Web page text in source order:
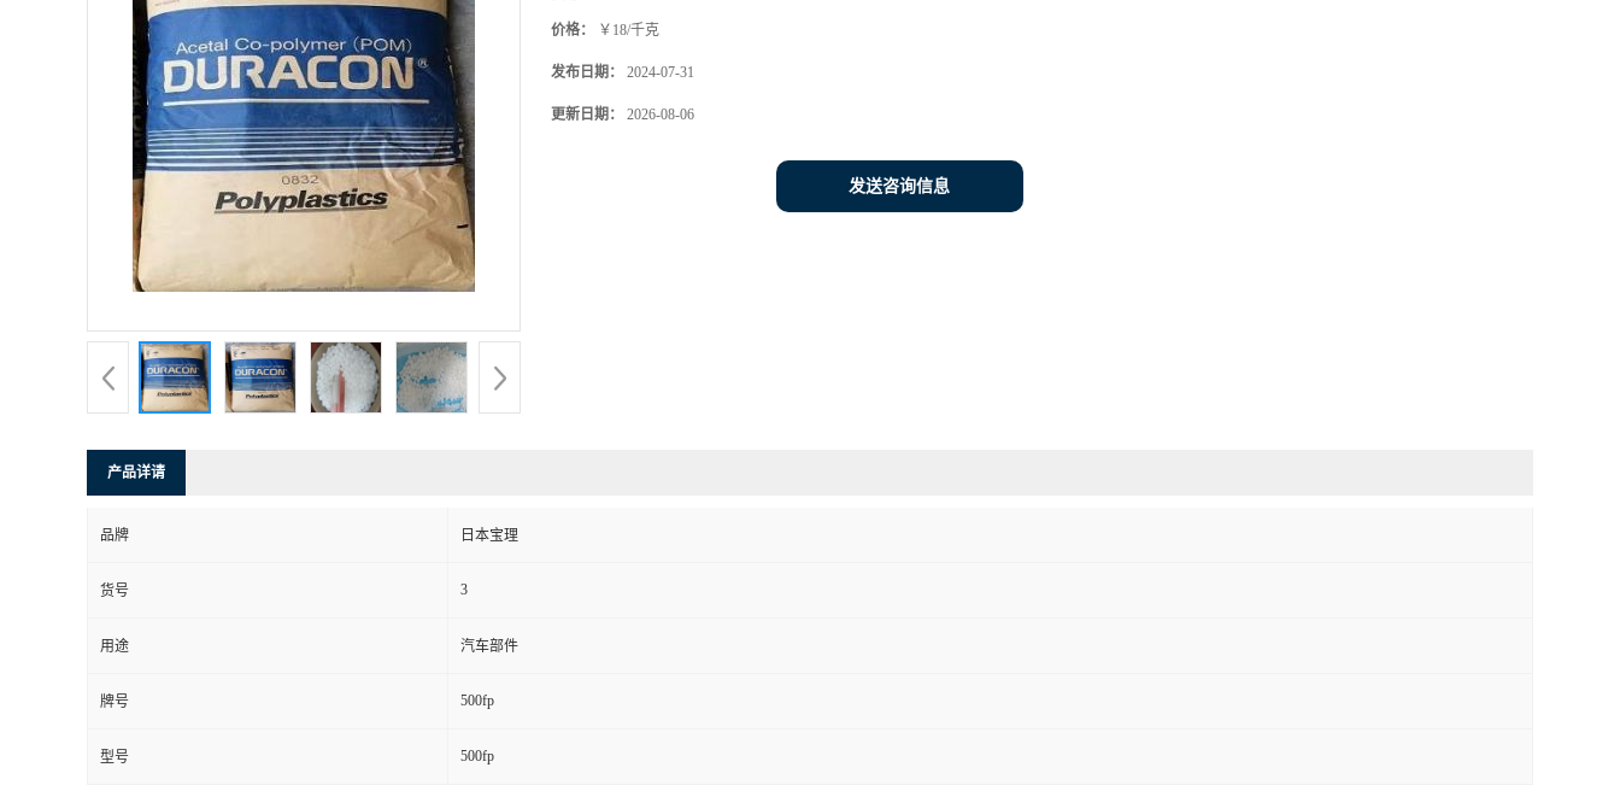
价格： ￥18/千克
发布日期： 2024-07-31
更新日期： 2026-08-06
发送咨询信息
产品详请
品牌 日本宝理
货号 3
用途 汽车部件
牌号 500fp
型号 500fp